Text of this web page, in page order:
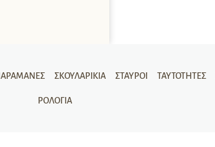
ΣΚΟΥΛΑΡΊΚΙΑ ΣΤΑΥΡΟΊ ΤΑΥΤΌΤΗΤΕΣ
ΡΟΛΌΓΙΑ